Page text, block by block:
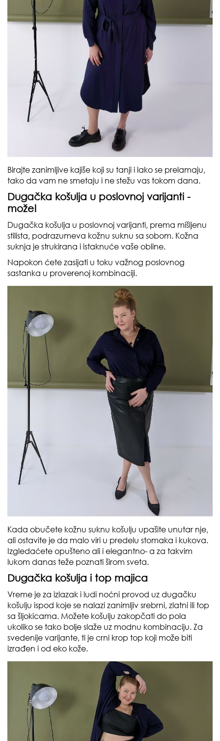
Birajte zanimljive kajiše koji su tanji i lako se prelamaju,
tako da vam ne smetaju i ne stežu vas tokom dana.
Dugačka košulja u poslovnoj varijanti -
može!
Dugačka košulja u poslovnoj varijanti, prema mišljenu
stilista, podrazumeva kožnu suknu sa sobom. Kožna
suknja je strukirana i istaknuće vaše obline.
Napokon ćete zasijati u toku važnog poslovnog
sastanka u proverenoj kombinaciji.
Kada obučete kožnu suknu košulju upašite unutar nje,
ali ostavite je da malo viri u predelu stomaka i kukova.
Izgledaćete opušteno ali i elegantno- a za takvim
lukom danas teže poznati širom sveta.
Dugačka košulja i top majica
Vreme je za izlazak i ludi noćni provod uz dugačku
košulju ispod koje se nalazi zanimljiv srebrni, zlatni ili top
sa šljokicama. Možete košulju zakopčati do pola
ukoliko se tako bolje slaže uz modnu kombinaciju. Za
svedenije varijante, ti je crni krop top koji može biti
izrađen i od eko kože.